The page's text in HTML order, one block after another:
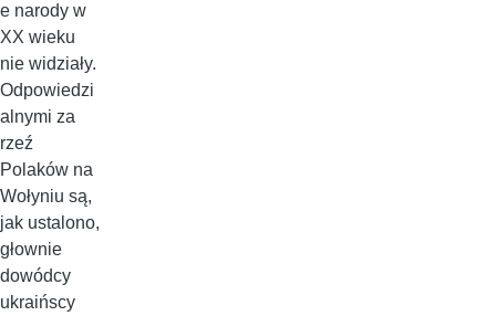
e narody w
XX wieku
nie widziały.
Odpowiedzi
alnymi za
rzeź
Polaków na
Wołyniu są,
jak ustalono,
głownie
dowódcy
ukraińscy